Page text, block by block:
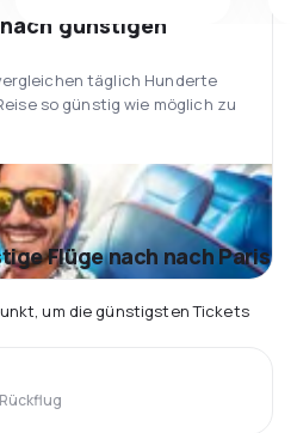
günstigen
täglich Hunderte
so günstig wie möglich zu
Flüge nach nach Paris
um die günstigsten Tickets